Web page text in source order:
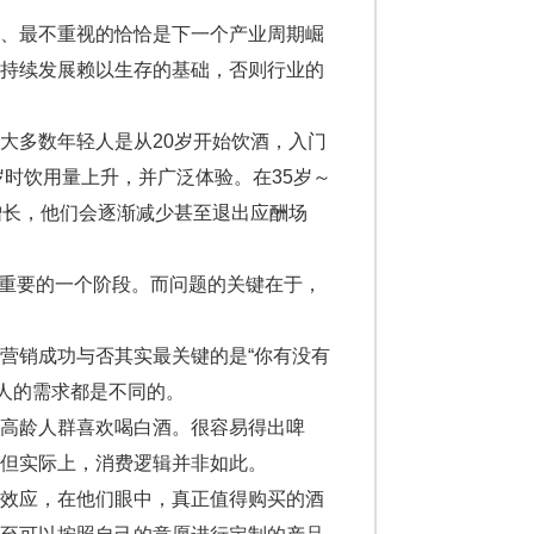
不重视的恰恰是下一个产业周期崛
续发展赖以生存的基础，否则行业的
数年轻人是从20岁开始饮酒，入门
饮用量上升，并广泛体验。在35岁～
，他们会逐渐减少甚至退出应酬场
的一个阶段。而问题的关键在于，
成功与否其实最关键的是“你有没有
需求都是不同的。
人群喜欢喝白酒。很容易得出啤
实际上，消费逻辑并非如此。
，在他们眼中，真正值得购买的酒